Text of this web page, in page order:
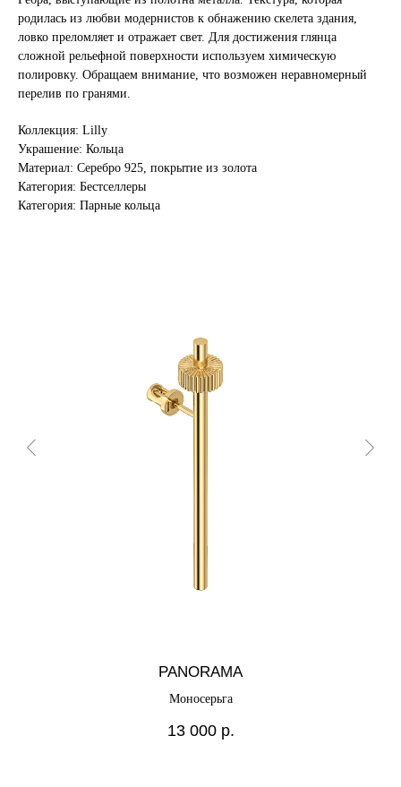
родилась из любви модернистов к обнажению скелета здания,
ловко преломляет и отражает свет. Для достижения глянца
сложной рельефной поверхности используем химическую
полировку. Обращаем внимание, что возможен неравномерный
перелив по гранями.
Коллекция: Lilly
Украшение: Кольца
Материал: Серебро 925, покрытие из золота
Категория: Бестселлеры
Категория: Парные кольца
PANORAMA
Моносерьга
13 000 р.